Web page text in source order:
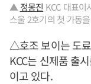
▲ 정몽진 KCC 대표이
스울 2호기의 첫 가동
△호조 보이는 도
KCC는 신제품 출
이고 있다.